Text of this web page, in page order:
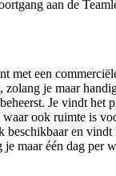
aan de
met een
je maar
Je vindt het
ook ruimte is
beschikbaar en
maar één dag per